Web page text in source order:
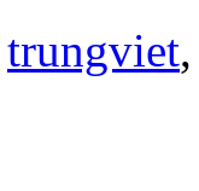
trungviet